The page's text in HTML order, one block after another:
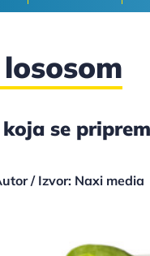
se
/ Izvor: Naxi media